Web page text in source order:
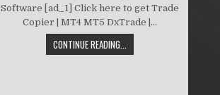
Software [ad_1] Click here to get Trade
Copier | MT4 MT5 DxTrade |...
CONTINUE READING...